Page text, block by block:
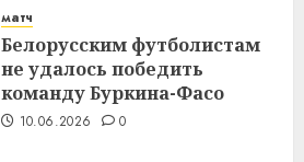
матч
Белорусским футболистам
не удалось победить
команду Буркина-Фасо
10.06.2026 0